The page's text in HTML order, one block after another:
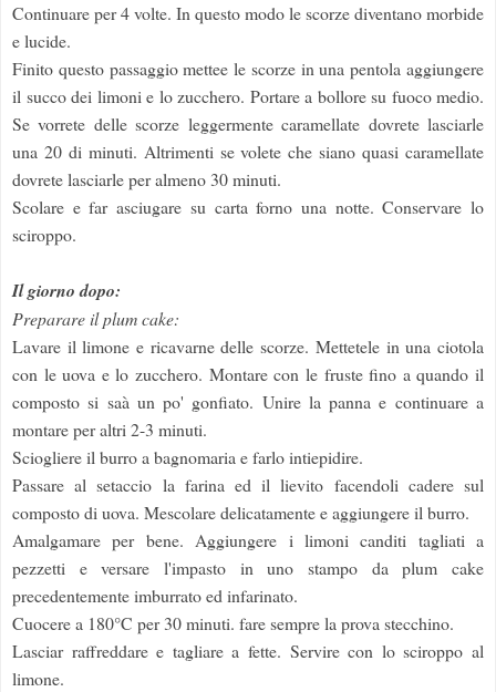
Continuare per 4 volte. In questo modo le scorze diventano morbide
e lucide.
Finito questo passaggio mettee le scorze in una pentola aggiungere
il succo dei limoni e lo zucchero. Portare a bollore su fuoco medio.
Se vorrete delle scorze leggermente caramellate dovrete lasciarle
una 20 di minuti. Altrimenti se volete che siano quasi caramellate
dovrete lasciarle per almeno 30 minuti.
Scolare e far asciugare su carta forno una notte. Conservare lo
sciroppo.
Il giorno dopo:
Preparare il plum cake:
Lavare il limone e ricavarne delle scorze. Mettetele in una ciotola
con le uova e lo zucchero. Montare con le fruste fino a quando il
composto si saà un po' gonfiato. Unire la panna e continuare a
montare per altri 2-3 minuti.
Sciogliere il burro a bagnomaria e farlo intiepidire.
Passare al setaccio la farina ed il lievito facendoli cadere sul
composto di uova. Mescolare delicatamente e aggiungere il burro.
Amalgamare per bene. Aggiungere i limoni canditi tagliati a
pezzetti e versare l'impasto in uno stampo da plum cake
precedentemente imburrato ed infarinato.
Cuocere a 180°C per 30 minuti. fare sempre la prova stecchino.
Lasciar raffreddare e tagliare a fette. Servire con lo sciroppo al
limone.